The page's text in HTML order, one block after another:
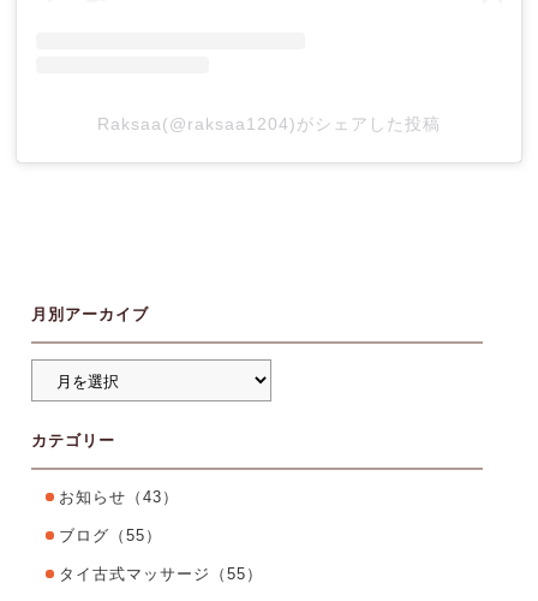
Raksaa(@raksaa1204)がシェアした投稿
月別アーカイブ
カテゴリー
お知らせ （43）
ブログ （55）
タイ古式マッサージ （55）